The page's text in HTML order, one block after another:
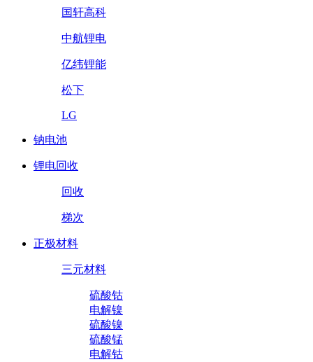
国轩高科
中航锂电
亿纬锂能
松下
LG
钠电池
锂电回收
回收
梯次
正极材料
三元材料
硫酸钴
电解镍
硫酸镍
硫酸锰
电解钴